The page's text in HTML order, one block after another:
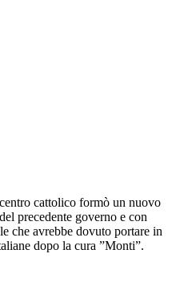
cattolico formò un nuovo
precedente governo e con
che avrebbe dovuto portare in
dopo la cura ”Monti”.